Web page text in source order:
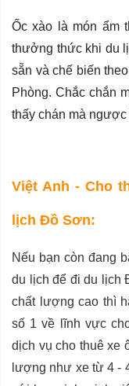
Ốc xào là món ẩm
thưởng thức khi du
sẵn và chế biến
Phòng. Chắc chắn
thấy chán mà
Việt Anh - Cho
lịch Đồ Sơn:
Nếu bạn còn đang
du lịch để đi du lịch
chất lượng cao thì
số 1 về lĩnh vực
dịch vụ cho thuê xe
lượng như xe từ 4 -